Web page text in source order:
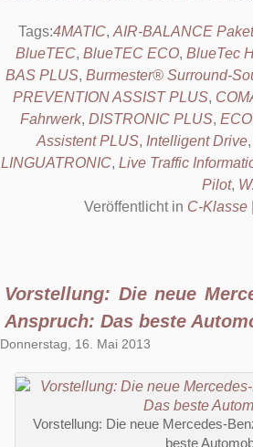
Tags:4MATIC, AIR-BALANCE Paket
BlueTEC, BlueTEC ECO, BlueTec
BAS PLUS, Burmester® Surround-
PREVENTION ASSIST PLUS,
Fahrwerk, DISTRONIC PLUS,
Assistent PLUS, Intelligent Drive
LINGUATRONIC, Live Traffic
Pilot,
Veröffentlicht in C-Klasse
Vorstellung: Die neue
Anspruch: Das beste
Donnerstag, 16. Mai 2013
Vorstellung: Die neue Mercedes-
beste